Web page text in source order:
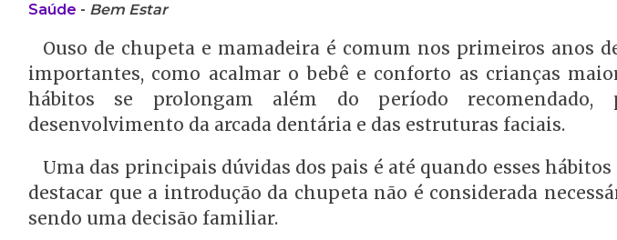
Saúde - Bem Estar
Ouso de chupeta e mamadeira é comum nos primeiros anos
importantes, como acalmar o bebê e conforto as crianças
hábitos se prolongam além do período recomendado,
desenvolvimento da arcada dentária e das estruturas faciais.
Uma das principais dúvidas dos pais é até quando esses hábitos
destacar que a introdução da chupeta não é considerada
sendo uma decisão familiar.